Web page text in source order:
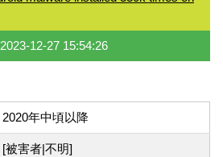
2023-12-27 15:54:26
2020年中頃以降
[被害者|不明]